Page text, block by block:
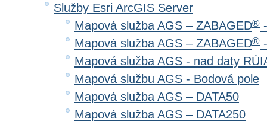
Služby Esri ArcGIS Server
Mapová služba AGS – ZABAGED®
Mapová služba AGS – ZABAGED®
Mapová služba AGS - nad daty
Mapová službu AGS - Bodová pole
Mapová služba AGS – DATA50
Mapová služba AGS – DATA250